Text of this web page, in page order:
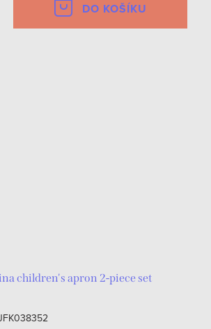
DO KOŠÍKU
children's apron 2-piece set